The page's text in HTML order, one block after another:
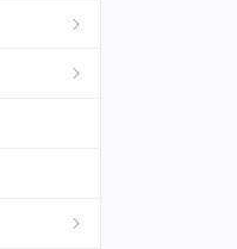
ꁇ
ꁇ
ꁇ